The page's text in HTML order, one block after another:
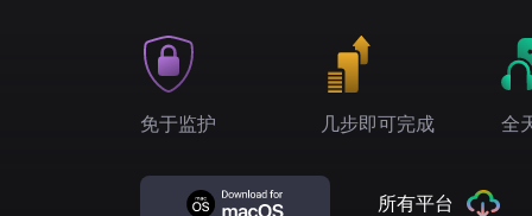
免于监护 几步即可完成 全
所有平台